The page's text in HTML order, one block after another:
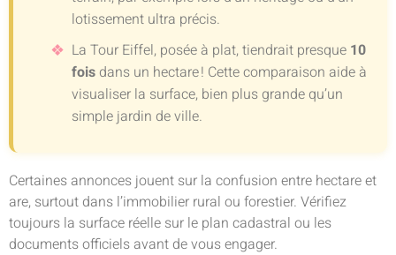
lotissement ultra précis.
La Tour Eiffel, posée à plat, tiendrait presque 10
fois dans un hectare ! Cette comparaison aide à
visualiser la surface, bien plus grande qu’un
simple jardin de ville.
Certaines annonces jouent sur la confusion entre hectare et
are, surtout dans l’immobilier rural ou forestier. Vérifiez
toujours la surface réelle sur le plan cadastral ou les
documents officiels avant de vous engager.